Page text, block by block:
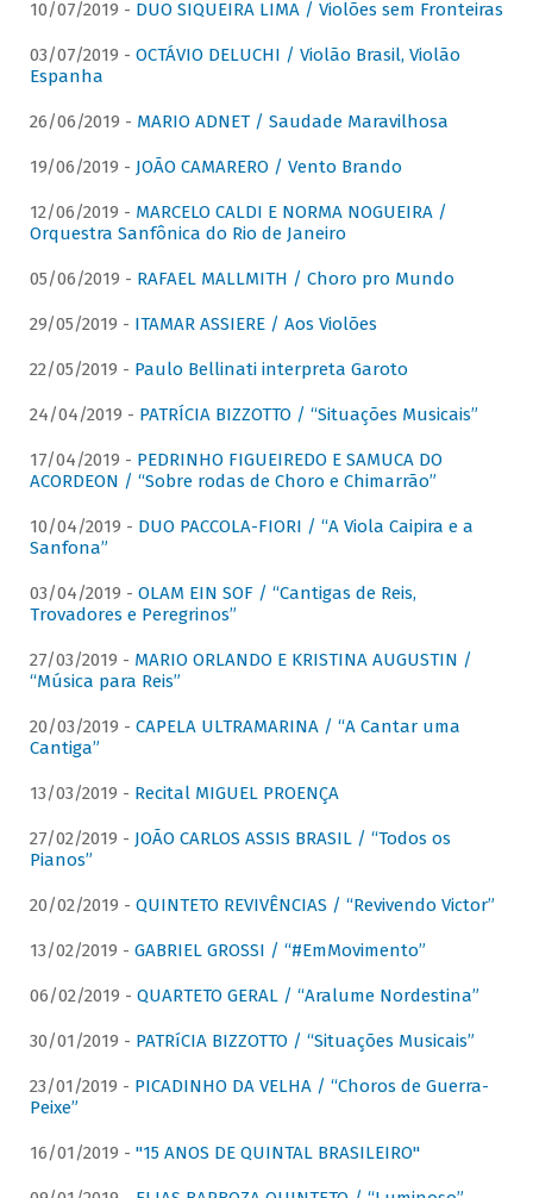
10/07/2019 - DUO SIQUEIRA LIMA / Violões sem Fronteiras
03/07/2019 - OCTÁVIO DELUCHI / Violão Brasil, Violão
Espanha
26/06/2019 - MARIO ADNET / Saudade Maravilhosa
19/06/2019 - JOÃO CAMARERO / Vento Brando
12/06/2019 - MARCELO CALDI E NORMA NOGUEIRA /
Orquestra Sanfônica do Rio de Janeiro
05/06/2019 - RAFAEL MALLMITH / Choro pro Mundo
29/05/2019 - ITAMAR ASSIERE / Aos Violões
22/05/2019 - Paulo Bellinati interpreta Garoto
24/04/2019 - PATRÍCIA BIZZOTTO / “Situações Musicais”
17/04/2019 - PEDRINHO FIGUEIREDO E SAMUCA DO
ACORDEON / “Sobre rodas de Choro e Chimarrão”
10/04/2019 - DUO PACCOLA-FIORI / “A Viola Caipira e a
Sanfona”
03/04/2019 - OLAM EIN SOF / “Cantigas de Reis,
Trovadores e Peregrinos”
27/03/2019 - MARIO ORLANDO E KRISTINA AUGUSTIN /
“Música para Reis”
20/03/2019 - CAPELA ULTRAMARINA / “A Cantar uma
Cantiga”
13/03/2019 - Recital MIGUEL PROENÇA
27/02/2019 - JOÃO CARLOS ASSIS BRASIL / “Todos os
Pianos”
20/02/2019 - QUINTETO REVIVÊNCIAS / “Revivendo Victor”
13/02/2019 - GABRIEL GROSSI / “#EmMovimento”
06/02/2019 - QUARTETO GERAL / “Aralume Nordestina”
30/01/2019 - PATRíCIA BIZZOTTO / “Situações Musicais”
23/01/2019 - PICADINHO DA VELHA / “Choros de Guerra-
Peixe”
16/01/2019 - "15 ANOS DE QUINTAL BRASILEIRO"